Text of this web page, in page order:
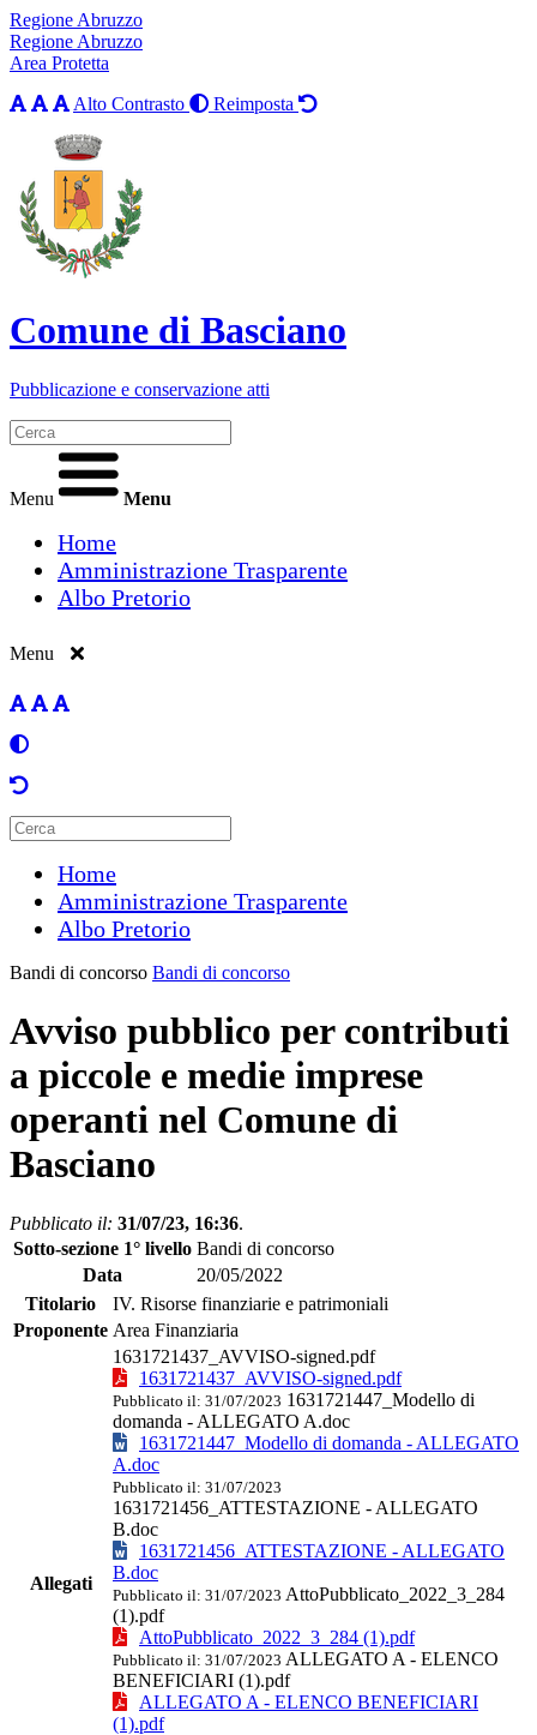
Regione Abruzzo
Regione Abruzzo
Area Protetta
Alto Contrasto
Reimposta
Comune di Basciano
Pubblicazione e conservazione atti
Menu Menu
Home
Amministrazione Trasparente
Albo Pretorio
Menu
Home
Amministrazione Trasparente
Albo Pretorio
Bandi di concorso Bandi di concorso
Avviso pubblico per contributi
a piccole e medie imprese
operanti nel Comune di
Basciano
Pubblicato il: 31/07/23, 16:36.
Sotto-sezione 1° livello Bandi di concorso
Data
20/05/2022
Titolario
IV. Risorse finanziarie e patrimoniali
Proponente Area Finanziaria
Allegati
1631721437_AVVISO-signed.pdf
1631721437_AVVISO-signed.pdf
Pubblicato il: 31/07/2023 1631721447_Modello di
domanda - ALLEGATO A.doc
1631721447_Modello di domanda - ALLEGATO
A.doc
Pubblicato il: 31/07/2023
1631721456_ATTESTAZIONE - ALLEGATO
B.doc
1631721456_ATTESTAZIONE - ALLEGATO
B.doc
Pubblicato il: 31/07/2023 AttoPubblicato_2022_3_284
(1).pdf
AttoPubblicato_2022_3_284 (1).pdf
Pubblicato il: 31/07/2023 ALLEGATO A - ELENCO
BENEFICIARI (1).pdf
ALLEGATO A - ELENCO BENEFICIARI
(1).pdf